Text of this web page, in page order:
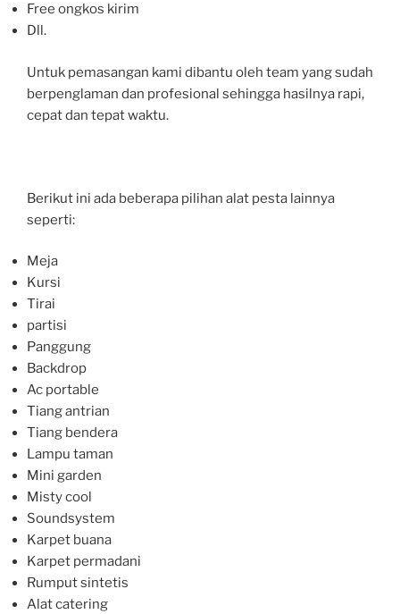
Free ongkos kirim
Dll.
Untuk pemasangan kami dibantu oleh team yang sudah
berpenglaman dan profesional sehingga hasilnya rapi,
cepat dan tepat waktu.
Berikut ini ada beberapa pilihan alat pesta lainnya
seperti:
Meja
Kursi
Tirai
partisi
Panggung
Backdrop
Ac portable
Tiang antrian
Tiang bendera
Lampu taman
Mini garden
Misty cool
Soundsystem
Karpet buana
Karpet permadani
Rumput sintetis
Alat catering